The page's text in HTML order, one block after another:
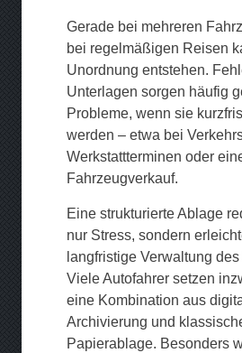
Gerade bei mehreren
bei regelmäßigen Reisen
Unordnung entstehen.
Unterlagen sorgen häufig
Probleme, wenn sie
werden – etwa bei
Werkstattterminen oder
Fahrzeugverkauf.
Eine strukturierte Ablage
nur Stress, sondern
langfristige Verwaltung
Viele Autofahrer setzen
eine Kombination aus
Archivierung und
Papierablage. Besonders